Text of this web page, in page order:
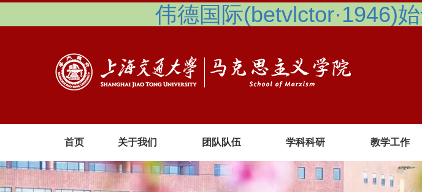
伟德国际(betvlctor·1946)
首页 关于我们 团队队伍 学科科研 教学工作